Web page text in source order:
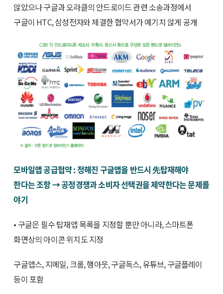
않았으나 구글과 오라클의 안드로이드 관련 소송과정에서
구글이 HTC, 삼성전자와 체결한 협약서가 예기치 않게 공개
모바일앱 공급협약 : 정해진 구글앱을 반드시 先탑재해야
한다는 조항 → 공정경쟁과 소비자 선택권을 제약한다는 문제를
야기
• 구글은 필수 탑재앱 목록을 지정할 뿐만 아니라, 스마트폰
화면상의 아이콘 위치도 지정
구글맵스, 지메일, 크롬, 행아웃, 구글독스, 유튜브, 구글플레이
등이 포함